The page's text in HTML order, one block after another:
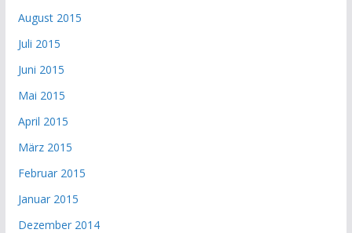
August 2015
Juli 2015
Juni 2015
Mai 2015
April 2015
März 2015
Februar 2015
Januar 2015
Dezember 2014